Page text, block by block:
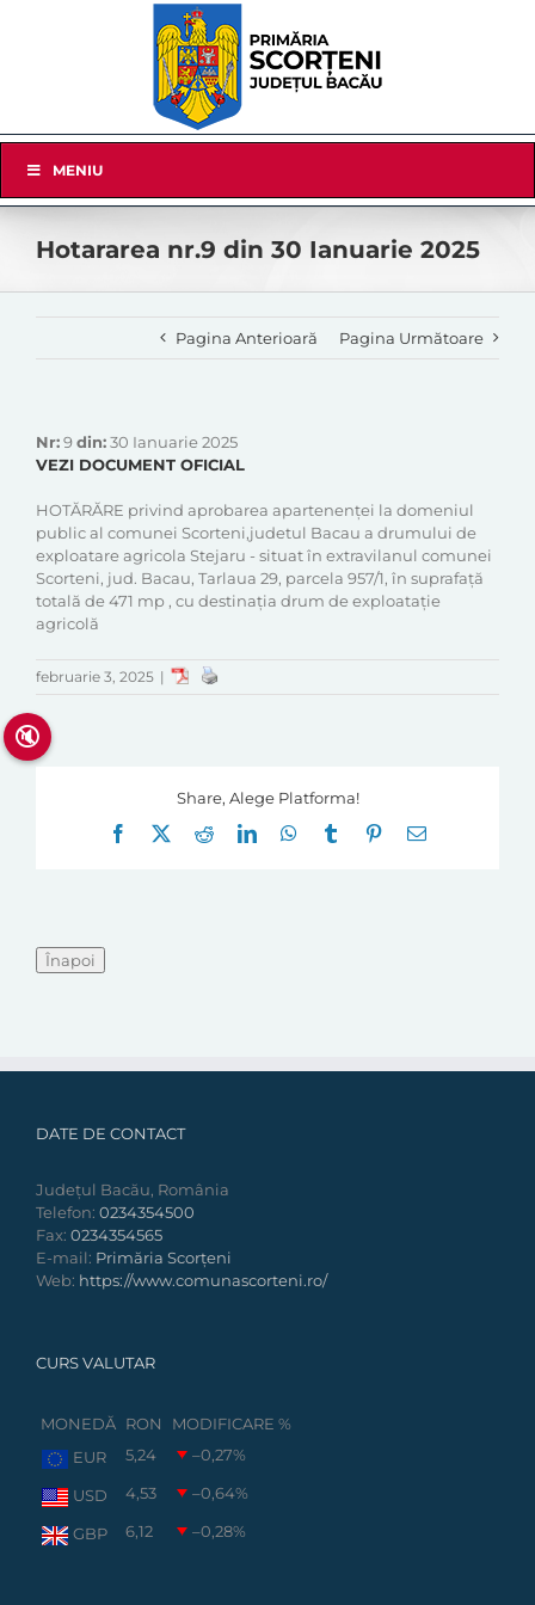
Navigation
MENIU
Hotararea nr.9 din 30 Ianuarie 2025
Pagina Anterioară Pagina Următoare
Nr:9din:30 Ianuarie 2025
VEZI DOCUMENT OFICIAL
HOTĂRĂRE privind aprobarea apartenenței la domeniul
public al comunei Scorteni,judetul Bacau a drumului de
exploatare agricola Stejaru - situat în extravilanul comunei
Scorteni, jud. Bacau, Tarlaua 29, parcela 957/1, în suprafață
totală de 471 mp , cu destinația drum de exploatație
agricolă
februarie 3, 2025 |
Share, Alege Platforma!
Facebook
RedditLinkedInWhatsApp
Tumblr Pinterest
E-
DATE DE CONTACT
Județul Bacău, România
Telefon: 0234354500
Fax: 0234354565
E-mail: Primăria Scorțeni
Web: https://www.comunascorteni.ro/
CURS VALUTAR
MONEDĂ RON
MODIFICARE %
EUR
5,24 –0,27%
USD 4,53 –0,64%
GBP 6,12 –0,28%
🔇